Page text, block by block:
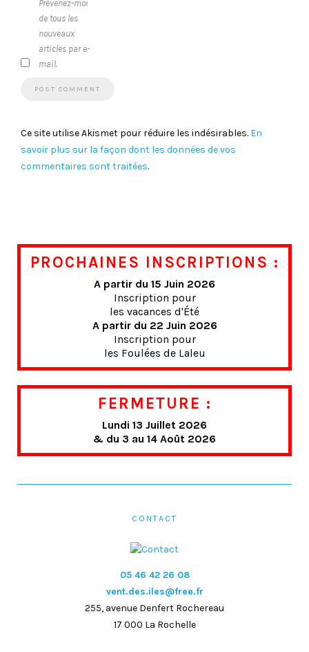
Prévenez-moi
de tous les
nouveaux
articles par e-
mail.
Ce site utilise Akismet pour réduire les indésirables. En
savoir plus sur la façon dont les données de vos
commentaires sont traitées.
PROCHAINES INSCRIPTIONS :
A partir du 15 Juin 2026
Inscription pour
les vacances d'Été
A partir du 22 Juin 2026
Inscription pour
les Foulées de Laleu
FERMETURE :
Lundi 13 Juillet 2026
& du 3 au 14 Août 2026
CONTACT
05 46 42 26 08
vent.des.iles@free.fr
255, avenue Denfert Rochereau
17 000 La Rochelle